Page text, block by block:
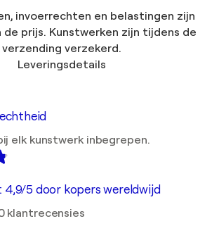
invoerrechten en belastingen zijn
de prijs. Kunstwerken zijn tijdens de
verzending verzekerd.
Leveringsdetails
elk kunstwerk inbegrepen.
4,9/5 door kopers wereldwijd
klantrecensies